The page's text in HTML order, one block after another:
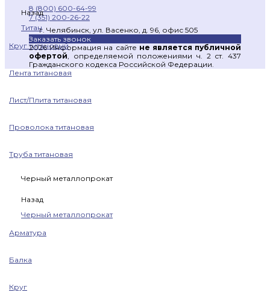
Назад
Титан
Круг титановый
Лента титановая
Лист/Плита титановая
Проволока титановая
Труба титановая
Черный металлопрокат
Назад
Черный металлопрокат
Арматура
Балка
Круг
8 (800) 600-64-99
7 (351) 200-26-22
г. Челябинск, ул. Васенко, д. 96, офис 505
Заказать звонок
2026 Информация на сайте не является публичной
офертой , определяемой положениями ч. 2 ст. 437
Гражданского кодекса Российской Федерации.